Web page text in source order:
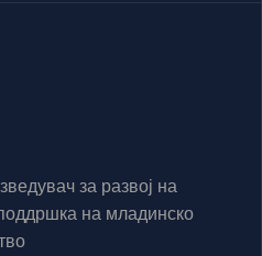
за развој на
на младинско